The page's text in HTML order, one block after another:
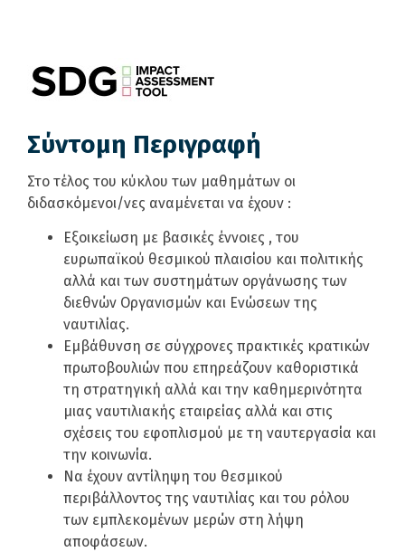
Σύντομη Περιγραφή
Στο τέλος του κύκλου των μαθημάτων οι
διδασκόμενοι/νες αναμένεται να έχουν :
Εξοικείωση με βασικές έννοιες , του
ευρωπαϊκού θεσμικού πλαισίου και πολιτικής
αλλά και των συστημάτων οργάνωσης των
διεθνών Οργανισμών και Ενώσεων της
ναυτιλίας.
Εμβάθυνση σε σύγχρονες πρακτικές κρατικών
πρωτοβουλιών που επηρεάζουν καθοριστικά
τη στρατηγική αλλά και την καθημερινότητα
μιας ναυτιλιακής εταιρείας αλλά και στις
σχέσεις του εφοπλισμού με τη ναυτεργασία και
την κοινωνία.
Να έχουν αντίληψη του θεσμικού
περιβάλλοντος της ναυτιλίας και του ρόλου
των εμπλεκομένων μερών στη λήψη
αποφάσεων.